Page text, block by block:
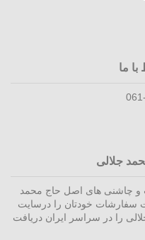
با ما
جلالی
و چاشنی های اصل حاج محمد
سفارشات خودتان را درسایت
را در سراسر ایران دریافت